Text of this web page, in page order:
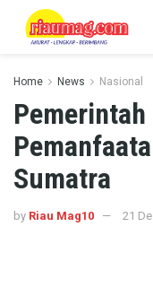
Home News Nasional
Sumatra
by Riau Mag10 21